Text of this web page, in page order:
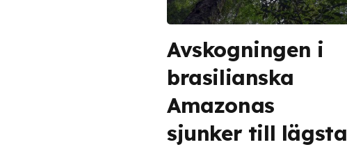
Avskogningen i
brasilianska
Amazonas
sjunker till lägsta